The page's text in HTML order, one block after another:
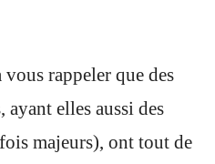
rappeler que des
ayant elles aussi des
majeurs), ont tout de